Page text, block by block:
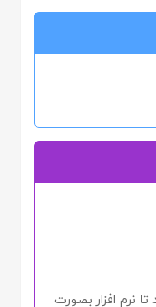
تا نرم افزار بصورت